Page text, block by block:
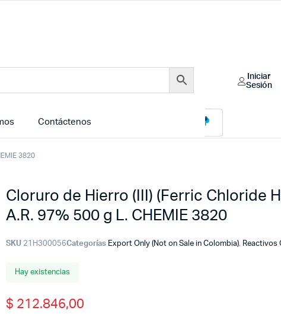
Iniciar
Sesión
Contáctenos
3820
Cloruro de Hierro (III) (Ferric Chloride
A.R. 97% 500 g L. CHEMIE 3820
SKU 21H300056Categorías Export Only (Not on Sale in Colombia), Reactivos
Hay existencias
$ 212.846,00